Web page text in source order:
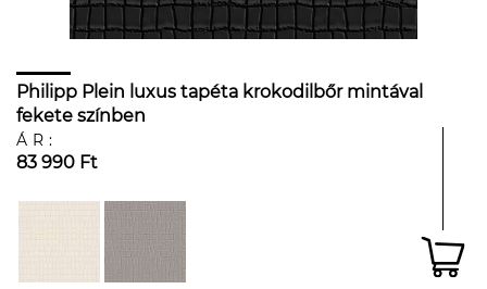
Philipp Plein luxus tapéta krokodilbőr mintával
fekete színben
ÁR:
83 990 Ft